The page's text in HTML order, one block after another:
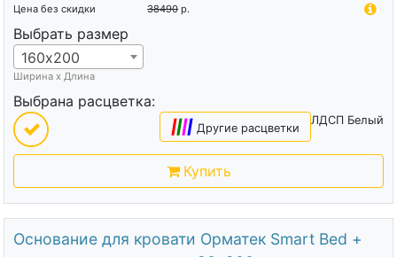
Цена без скидки 38490 р.
Выбрать размер
160х200
Ширина х Длина
Выбрана расцветка:
ЛДСП Белый
|||| Другие расцветки
Купить
Основание для кровати Орматек Smart Bed +